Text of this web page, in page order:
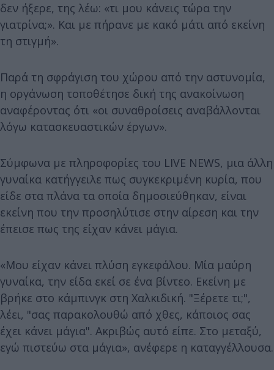
δεν ήξερε, της λέω: «τι μου κάνεις τώρα την
γιατρίνα;». Και με πήρανε με κακό μάτι από εκείνη
τη στιγμή».
Παρά τη σφράγιση του χώρου από την αστυνομία,
η οργάνωση τοποθέτησε δική της ανακοίνωση
αναφέροντας ότι «οι συναθροίσεις αναβάλλονται
λόγω κατασκευαστικών έργων».
Σύμφωνα με πληροφορίες του LIVE NEWS, μια άλλη
γυναίκα κατήγγειλε πως συγκεκριμένη κυρία, που
είδε στα πλάνα τα οποία δημοσιεύθηκαν, είναι
εκείνη που την προσηλύτισε στην αίρεση και την
έπεισε πως της είχαν κάνει μάγια.
«Μου είχαν κάνει πλύση εγκεφάλου. Μία μαύρη
γυναίκα, την είδα εκεί σε ένα βίντεο. Εκείνη με
βρήκε στο κάμπινγκ στη Χαλκιδική. "Ξέρετε τι;",
λέει, "σας παρακολουθώ από χθες, κάποιος σας
έχει κάνει μάγια". Ακριβώς αυτό είπε. Στο μεταξύ,
εγώ πιστεύω στα μάγια», ανέφερε η καταγγέλλουσα.